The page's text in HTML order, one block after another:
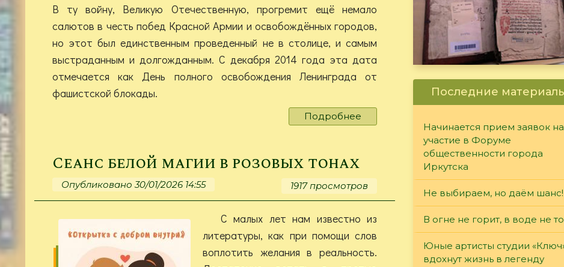
В ту войну, Великую Отечественную, прогремит ещё немало
салютов в честь побед Красной Армии и освобождённых городов,
но этот был единственным проведенный не в столице, и самым
выстраданным и долгожданным. С декабря 2014 года эта дата
отмечается как День полного освобождения Ленинграда от
фашистской блокады.
Подробнее
Град
обречённый.
славу
Сеанс белой магии в розовых тонах
Опубликовано 30/01/2026 14:55 1917 просмотров
С малых лет нам известно из
литературы, как при помощи слов
воплотить желания в реальность.
Последние
Начинается прием заявок на
участие в Форуме
общественности города
Иркутска
Не выбираем, но даём шанс!
В огне не горит, в воде не
Юные артисты студии
вдохнут жизнь в легенду